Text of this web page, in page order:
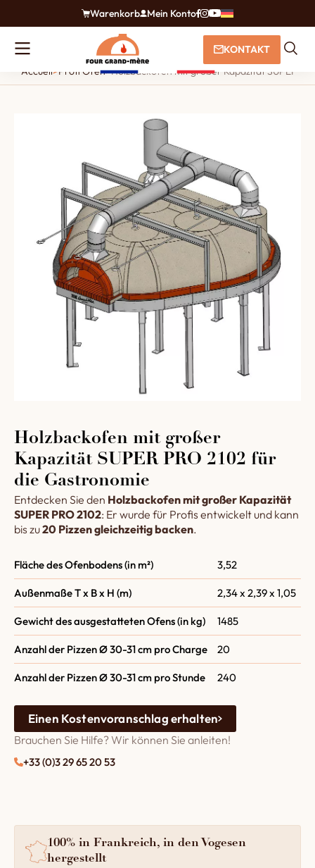
Warenkorb Mein Konto
KONTAKT
Accueil>Profi Öfen>Holzbackofen mit großer Kapazität SUPER
Holzbackofen mit großer
Kapazität SUPER PRO 2102 für
die Gastronomie
Entdecken Sie den Holzbackofen mit großer Kapazität
SUPER PRO 2102: Er wurde für Profis entwickelt und kann
bis zu20 Pizzen gleichzeitig backen.
Fläche des Ofenbodens (in m²) 3,52
Außenmaße T x B x H (m) 2,34 x 2,39 x 1,05
Gewicht des ausgestatteten Ofens (in kg) 1485
Anzahl der Pizzen Ø 30-31 cm pro Charge 20
Anzahl der Pizzen Ø 30-31 cm pro Stunde 240
Einen Kostenvoranschlag erhalten
Brauchen Sie Hilfe? Wir können Sie anleiten!
+33 (0)3 29 65 20 53
100% in Frankreich, in den Vogesen
hergestellt